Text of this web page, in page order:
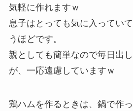
気軽に作れますｗ
息子はとっても気に入ってい
うほどです。
親としても簡単なので毎日出
が、一応遠慮していますｗ
鶏ハムを作るときは、鍋で作っ